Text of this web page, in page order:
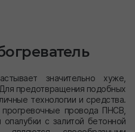
значительно хуже,
предотвращения подобных
технологии и средства.
провода ПНСВ,
с залитой бетонной